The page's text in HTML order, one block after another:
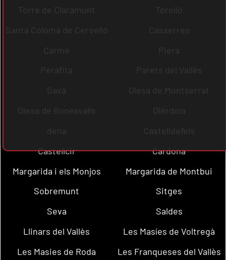
Torre de Claramunt
Torelló
Santa Coloma de Cervelló
Casserres
Carme
Piera
Perafita
Parets del Vallès
Gavà
Olesa de Montserrat
Olesa de Bonesvalls
Olèrdola
dena
Castelldefels
Castellcir
Cardona
Margarida i els Monjos
Margarida de Montbui
Sobremunt
Sitges
Seva
Saldes
Llinars del Vallès
Les Masíes de Voltregà
Les Masies de Roda
Les Franqueses del Vallès